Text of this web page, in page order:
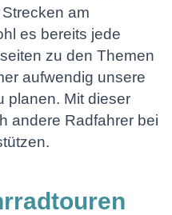
am
es bereits jede
zu den Themen
aufwendig unsere
planen. Mit dieser
andere Radfahrer bei